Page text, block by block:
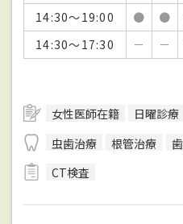
14:30～19:00
● ●
14:30～17:30
－ －
女性医師在籍 日曜診療
虫歯治療
根管治療
CT検査